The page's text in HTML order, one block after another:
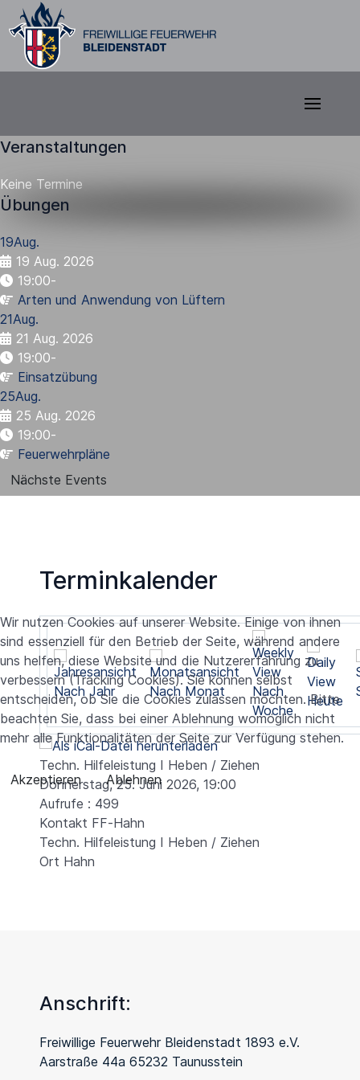
Veranstaltungen
Keine Termine
Übungen
19Aug.
19 Aug. 2026
19:00-
Arten und Anwendung von Lüftern
21Aug.
21 Aug. 2026
19:00-
Einsatzübung
25Aug.
25 Aug. 2026
19:00-
Feuerwehrpläne
Nächste Events
Terminkalender
Nach Jahr Nach Monat
Nach
Woche
Heute
Techn. Hilfeleistung I Heben / Ziehen
Donnerstag, 25. Juni 2026, 19:00
Aufrufe : 499
Kontakt FF-Hahn
Techn. Hilfeleistung I Heben / Ziehen
Ort Hahn
Anschrift:
Freiwillige Feuerwehr Bleidenstadt 1893 e.V.
Aarstraße 44a 65232 Taunusstein
Wir nutzen Cookies auf unserer Website. Einige von ihnen
sind essenziell für den Betrieb der Seite, während andere
uns helfen, diese Website und die Nutzererfahrung zu
verbessern (Tracking Cookies). Sie können selbst
entscheiden, ob Sie die Cookies zulassen möchten. Bitte
beachten Sie, dass bei einer Ablehnung womöglich nicht
mehr alle Funktionalitäten der Seite zur Verfügung stehen.
Akzeptieren Ablehnen